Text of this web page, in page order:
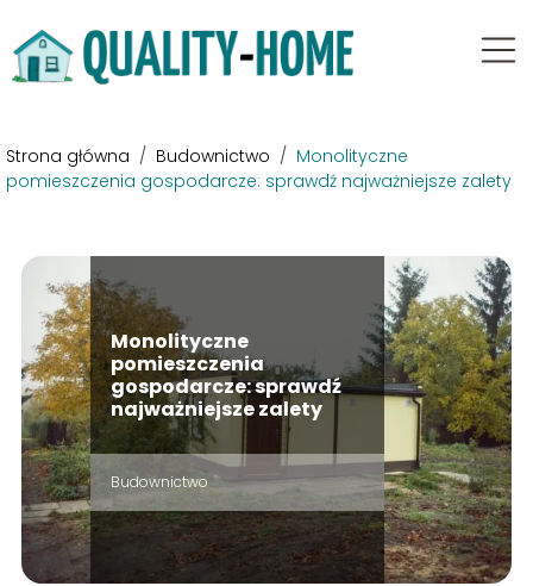
Strona główna / Budownictwo / Monolityczne
pomieszczenia gospodarcze: sprawdź najważniejsze zalety
Monolityczne
pomieszczenia
gospodarcze: sprawdź
najważniejsze zalety
Budownictwo